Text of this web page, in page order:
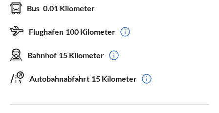
Bus 0.01 Kilometer
Flughafen 100 Kilometer
Bahnhof 15 Kilometer
Autobahnabfahrt 15 Kilometer